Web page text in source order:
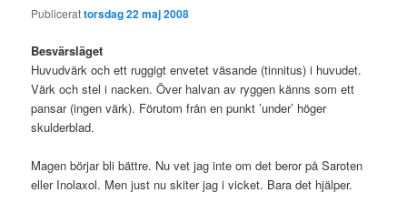
Publicerattorsdag 22 maj 2008
Besvärsläget
Huvudvärk och ett ruggigt envetet väsande (tinnitus) i huvudet.
Värk och stel i nacken. Över halvan av ryggen känns som ett
pansar (ingen värk). Förutom från en punkt ’under’ höger
skulderblad.
Magen börjar bli bättre. Nu vet jag inte om det beror på Saroten
eller Inolaxol. Men just nu skiter jag i vicket. Bara det hjälper.